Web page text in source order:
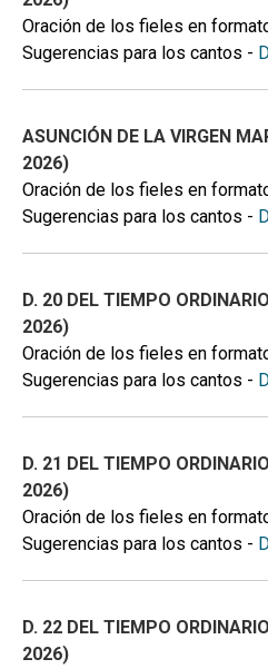
Oración de los fieles en
Sugerencias para los cantos -
ASUNCIÓN DE LA VIRGEN
2026)
Oración de los fieles en
Sugerencias para los cantos -
D. 20 DEL TIEMPO
2026)
Oración de los fieles en
Sugerencias para los cantos -
D. 21 DEL TIEMPO
2026)
Oración de los fieles en
Sugerencias para los cantos -
D. 22 DEL TIEMPO
2026)